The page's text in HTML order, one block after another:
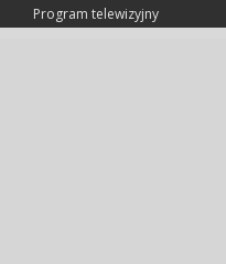
Program telewizyjny